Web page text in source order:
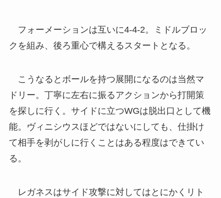
フォーメーションは互いに4-4-2。ミドルブロッ
クを組み、後ろ重心で構えるスタートとなる。
こうなるとボールを持つ展開になるのは当然マ
ドリー。丁寧に左右に振るアクションから打開策
を探しに行く。サイドに立つWGは脱出口として機
能。ヴィニシウスほどではないにしても、仕掛け
て相手を剥がしに行くことはある程度はできてい
る。
レガネスはサイド攻撃に対してはとにかくリト